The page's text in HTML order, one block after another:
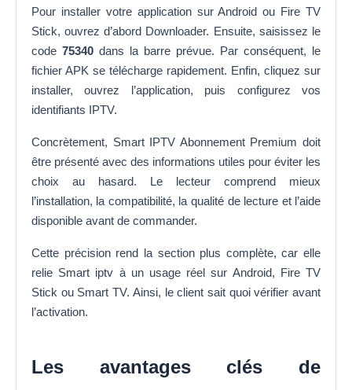
Pour installer votre application sur Android ou Fire TV
Stick, ouvrez d’abord Downloader. Ensuite, saisissez le
code 75340dans la barre prévue. Par conséquent, le
fichier APK se télécharge rapidement. Enfin, cliquez sur
installer, ouvrez l’application, puis configurez vos
identifiants IPTV.
Concrètement, Smart IPTV Abonnement Premium doit
être présenté avec des informations utiles pour éviter les
choix au hasard. Le lecteur comprend mieux
l’installation, la compatibilité, la qualité de lecture et l’aide
disponible avant de commander.
Cette précision rend la section plus complète, car elle
relie Smart iptv à un usage réel sur Android, Fire TV
Stick ou Smart TV. Ainsi, le client sait quoi vérifier avant
l’activation.
Les avantages clés de